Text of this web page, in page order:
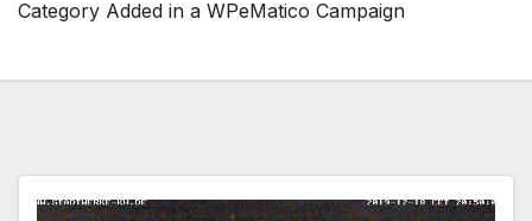
Category Added in a WPeMatico Campaign